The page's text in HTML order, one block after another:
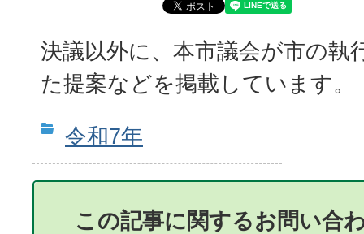
決議以外に、本市議会が市の執
た提案などを掲載しています。
令和7年
この記事に関するお問い合